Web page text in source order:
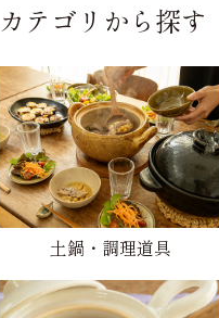
カテゴリから探す
土鍋・調理道具